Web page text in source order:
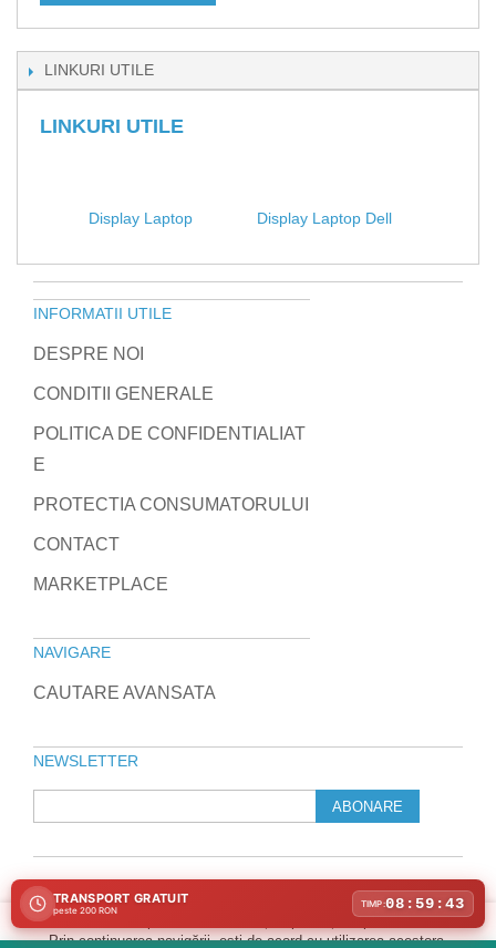
Folosim cookie-uri pentru a îmbunătăți experiența ta pe site-ul nostru.
Prin continuarea navigării, ești de acord cu utilizarea acestora.
LINKURI UTILE
LINKURI UTILE
Display Laptop Display Laptop Dell
INFORMATII UTILE
DESPRE NOI
CONDITII GENERALE
POLITICA DE CONFIDENTIALIAT
E
PROTECTIA CONSUMATORULUI
CONTACT
MARKETPLACE
NAVIGARE
CAUTARE AVANSATA
NEWSLETTER
ABONARE
© 2010-2026 Laptop Direct
TRANSPORT GRATUIT
peste 200 RON
TIMP:08:59:43